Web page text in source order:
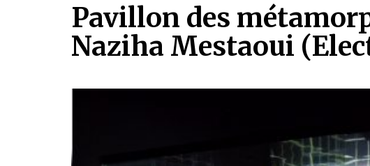
Pavillon des
Naziha Mestaoui